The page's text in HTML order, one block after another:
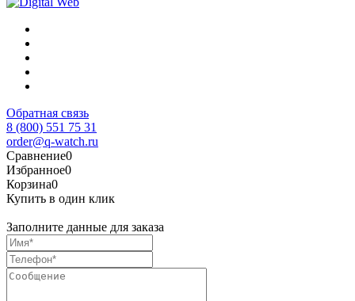
Обратная связь
8 (800) 551 75 31
order@q-watch.ru
Сравнение0
Избранное0
Корзина0
Купить в один клик
Заполните данные для заказа